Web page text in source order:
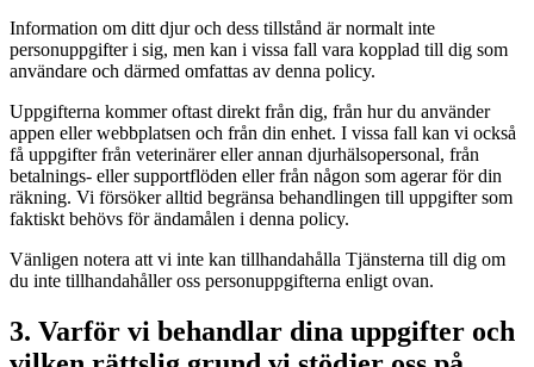
Information om ditt djur och dess tillstånd är normalt inte
personuppgifter i sig, men kan i vissa fall vara kopplad till dig som
användare och därmed omfattas av denna policy.
Uppgifterna kommer oftast direkt från dig, från hur du använder
appen eller webbplatsen och från din enhet. I vissa fall kan vi också
få uppgifter från veterinärer eller annan djurhälsopersonal, från
betalnings- eller supportflöden eller från någon som agerar för din
räkning. Vi försöker alltid begränsa behandlingen till uppgifter som
faktiskt behövs för ändamålen i denna policy.
Vänligen notera att vi inte kan tillhandahålla Tjänsterna till dig om
du inte tillhandahåller oss personuppgifterna enligt ovan.
3. Varför vi behandlar dina uppgifter och